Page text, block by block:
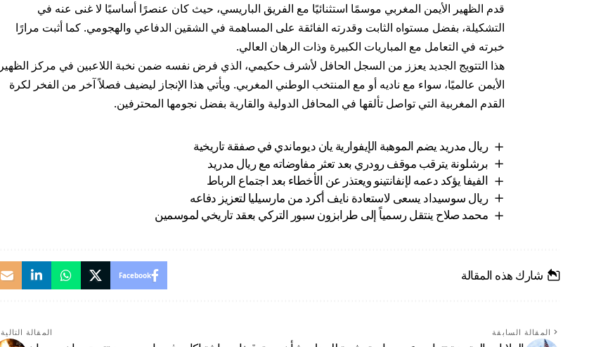
قدم الظهير الأيمن المغربي موسمًا استثنائيًا مع الفريق الباريسي، حيث كان عنصرًا أساسيًا لا غنى عنه في
التشكيلة، بفضل مستواه الثابت وقدرته الفائقة على المساهمة في الشقين الدفاعي والهجومي. كما أثبت مرارًا
خبرته في التعامل مع المباريات الكبيرة وذات الرهان العالي.
هذا التتويج الجديد يعزز من السجل الحافل لأشرف حكيمي، الذي فرض نفسه ضمن نخبة اللاعبين في مركز الظهير
الأيمن عالميًا، سواء مع ناديه أو مع المنتخب الوطني المغربي. ويأتي هذا الإنجاز ليضيف فصلاً آخر من الفخر لكرة
القدم المغربية التي تواصل تألقها في المحافل الدولية والقارية بفضل نجومها المحترفين.
ريال مدريد يضم الموهبة الإيفوارية يان ديوماندي في صفقة تاريخية
برشلونة يترقب موقف رودري بعد تعثر مفاوضاته مع ريال مدريد
الفيفا يؤكد دعمه لإنفانتينو ويعتذر عن الأخطاء بعد اجتماع الرباط
ريال سوسيداد يسعى لاستعادة نايف أكرد من مارسيليا لتعزيز دفاعه
محمد صلاح ينتقل رسمياً إلى طرابزون سبور التركي بعقد تاريخي لموسمين
شارك هذه المقالة Facebook
المقالة السابقة المقالة التالية